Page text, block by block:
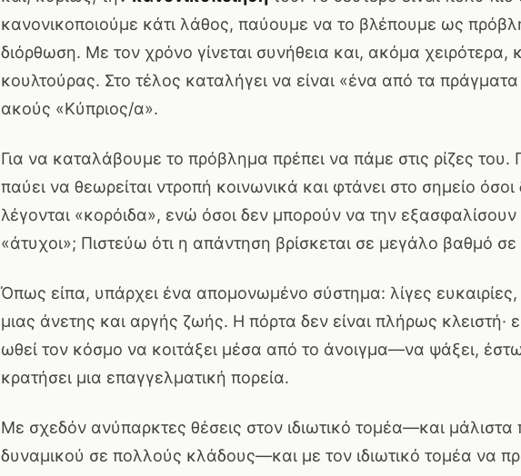
κανονικοποιούμε κάτι λάθος, παύουμε να το βλέπουμε ως
διόρθωση. Με τον χρόνο γίνεται συνήθεια και, ακόμα χειρότερα,
κουλτούρας. Στο τέλος καταλήγει να είναι «ένα από τα
ακούς «Κύπριος/α».
Για να καταλάβουμε το πρόβλημα πρέπει να πάμε στις ρίζες
παύει να θεωρείται ντροπή κοινωνικά και φτάνει στο σημείο
λέγονται «κορόιδα», ενώ όσοι δεν μπορούν να την
«άτυχοι»; Πιστεύω ότι η απάντηση βρίσκεται σε μεγάλο βαθμό
Όπως είπα, υπάρχει ένα απομονωμένο σύστημα: λίγες
μιας άνετης και αργής ζωής. Η πόρτα δεν είναι πλήρως κλειστή·
ωθεί τον κόσμο να κοιτάξει μέσα από το άνοιγμα—να ψάξει,
κρατήσει μια επαγγελματική πορεία.
Με σχεδόν ανύπαρκτες θέσεις στον ιδιωτικό τομέα—και μάλιστα
δυναμικού σε πολλούς κλάδους—και με τον ιδιωτικό τομέα να